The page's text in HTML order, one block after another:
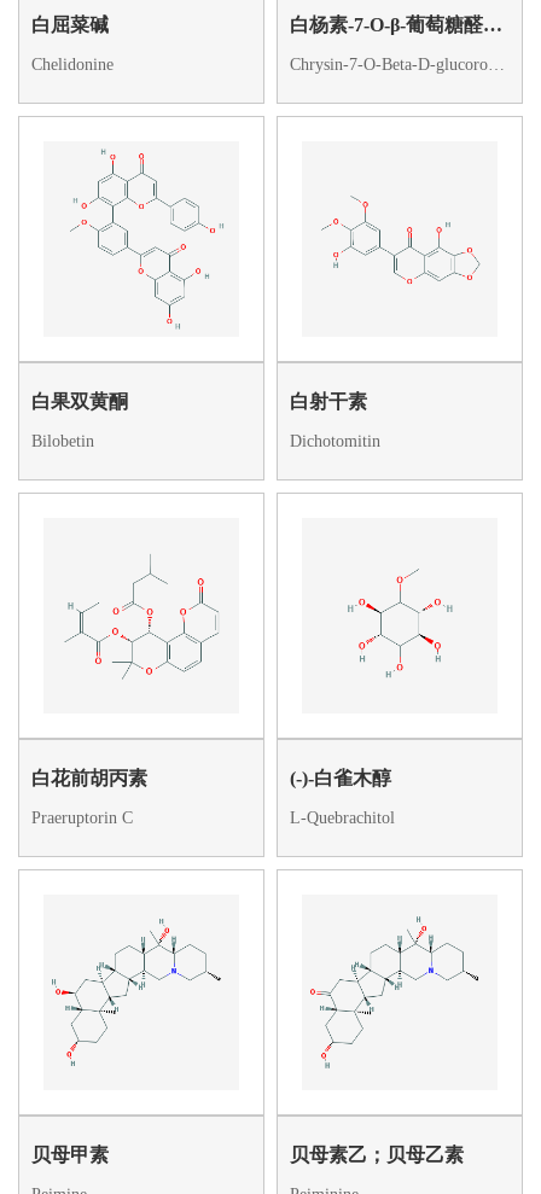
白屈菜碱
Chelidonine
白杨素-7-O-β-葡萄糖醛酸苷
Chrysin-7-O-Beta-D-glucoronide
白果双黄酮
Bilobetin
白射干素
Dichotomitin
白花前胡丙素
Praeruptorin C
(-)-白雀木醇
L-Quebrachitol
贝母甲素 贝母素乙；贝母乙素